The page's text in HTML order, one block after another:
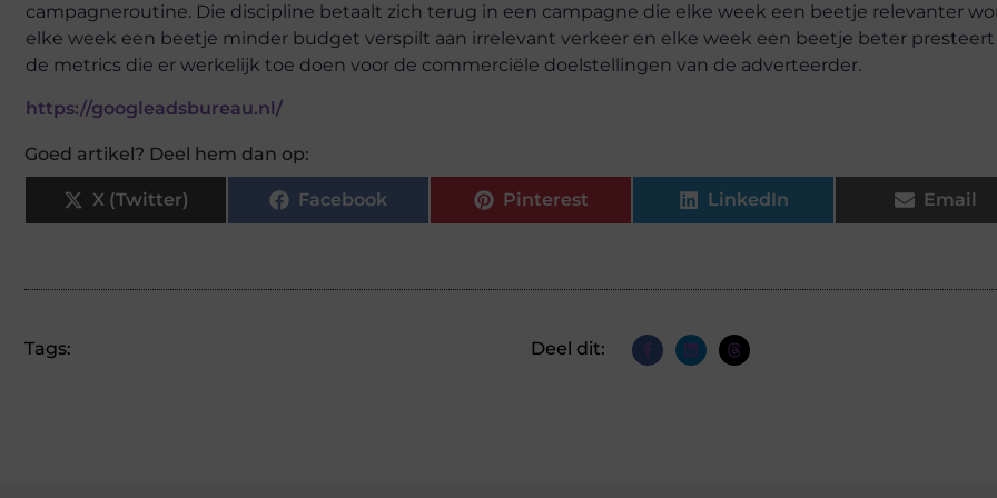
campagneroutine. Die discipline betaalt zich terug in een campagne die elke week een beetje relevanter
elke week een beetje minder budget verspilt aan irrelevant verkeer en elke week een beetje beter presteert
de metrics die er werkelijk toe doen voor de commerciële doelstellingen van de adverteerder.
https://googleadsbureau.nl/
Goed artikel? Deel hem dan op:
X (Twitter) Facebook Pinterest LinkedIn Email
Tags: Deel dit: